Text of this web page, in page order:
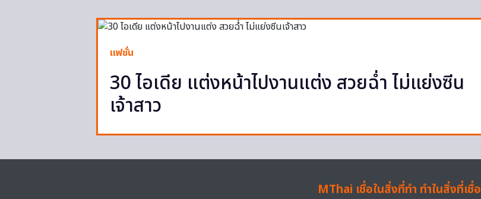
แฟชั่น
30 ไอเดีย แต่งหน้าไปงานแต่ง สวยฉ่ำ ไม่แย่งซีน
เจ้าสาว
MThai เชื่อในสิ่งที่ทำ ทำในสิ่งที่เชื่อ